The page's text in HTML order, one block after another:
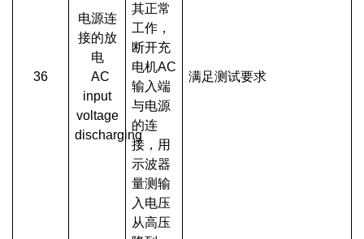
36
电源连
接的放
电
AC
input
voltage
discharging
其正常
工作，
断开充
电机AC
输入端
与电源
的连
接，用
示波器
量测输
入电压
从高压
满足测试要求